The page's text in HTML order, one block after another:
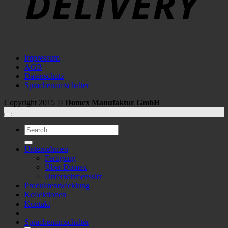
Impressum
AGB
Datenschutz
Sprachenumschalter
Copyright 2015 © Domex Manufaktur GmbH
Search
for:
Unternehmen
Fertigung
Über Domex
Unternehmenssitz
Produktentwicklung
Kollektionen
Kontakt
Sprachenumschalter